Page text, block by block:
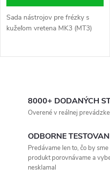
Sada nástrojov pre frézky s
kužeľom vretena MK3 (MT3)
8000+ DODANÝCH
Overené v reálnej
ODBORNE
Predávame len to, čo by
produkt porovnávame a
nesklamal